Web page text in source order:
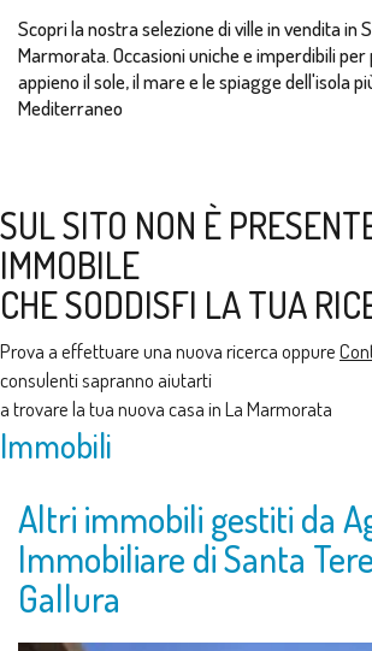
Scopri la nostra selezione di ville in vendita in
Marmorata. Occasioni uniche e imperdibili
appieno il sole, il mare e le spiagge dell'isola
Mediterraneo
SUL SITO NON È
IMMOBILE
CHE SODDISFI LA TUA
Prova a effettuare una nuova ricerca oppure
consulenti sapranno aiutarti
a trovare la tua nuova casa in La Marmorata
Immobili
Altri immobili gestiti da
Immobiliare di Santa
Gallura